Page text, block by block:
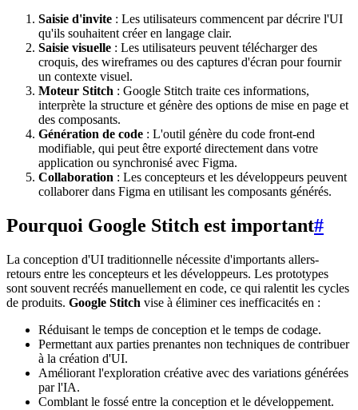
Saisie d'invite : Les utilisateurs commencent par décrire l'UI
qu'ils souhaitent créer en langage clair.
Saisie visuelle : Les utilisateurs peuvent télécharger des
croquis, des wireframes ou des captures d'écran pour fournir
un contexte visuel.
Moteur Stitch : Google Stitch traite ces informations,
interprète la structure et génère des options de mise en page et
des composants.
Génération de code : L'outil génère du code front-end
modifiable, qui peut être exporté directement dans votre
application ou synchronisé avec Figma.
Collaboration : Les concepteurs et les développeurs peuvent
collaborer dans Figma en utilisant les composants générés.
Pourquoi Google Stitch est important#
La conception d'UI traditionnelle nécessite d'importants allers-
retours entre les concepteurs et les développeurs. Les prototypes
sont souvent recréés manuellement en code, ce qui ralentit les cycles
de produits. Google Stitch vise à éliminer ces inefficacités en :
Réduisant le temps de conception et le temps de codage.
Permettant aux parties prenantes non techniques de contribuer
à la création d'UI.
Améliorant l'exploration créative avec des variations générées
par l'IA.
Comblant le fossé entre la conception et le développement.